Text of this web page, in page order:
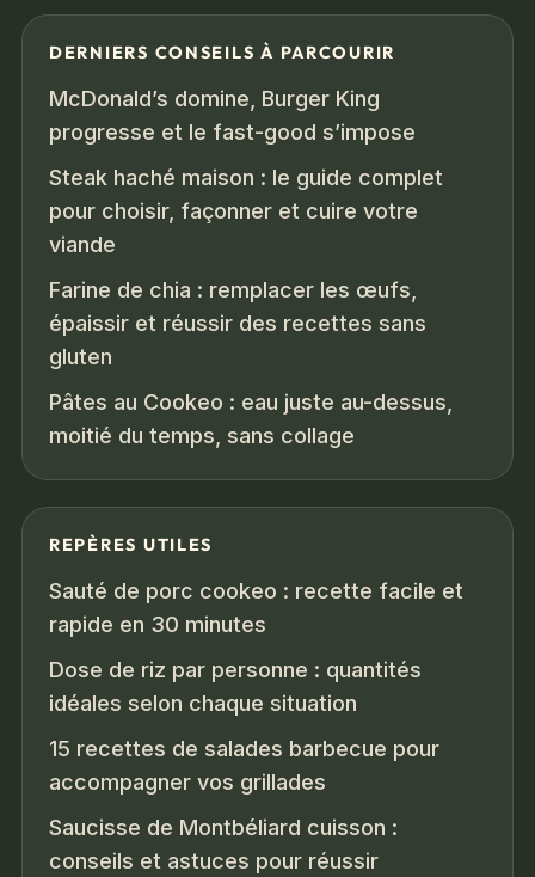
DERNIERS CONSEILS À PARCOURIR
McDonald’s domine, Burger King
progresse et le fast-good s’impose
Steak haché maison : le guide complet
pour choisir, façonner et cuire votre
viande
Farine de chia : remplacer les œufs,
épaissir et réussir des recettes sans
gluten
Pâtes au Cookeo : eau juste au-dessus,
moitié du temps, sans collage
REPÈRES UTILES
Sauté de porc cookeo : recette facile et
rapide en 30 minutes
Dose de riz par personne : quantités
idéales selon chaque situation
15 recettes de salades barbecue pour
accompagner vos grillades
Saucisse de Montbéliard cuisson :
conseils et astuces pour réussir